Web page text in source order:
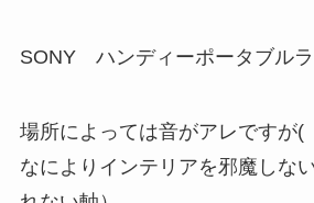
SONY ハンディーポータブル
場所によっては音がアレですが(
なにより インテリアを邪魔しな